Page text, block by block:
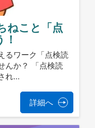
ねこと「点
るワーク「点検読
んか？ 「点検読
れ…
詳細へ